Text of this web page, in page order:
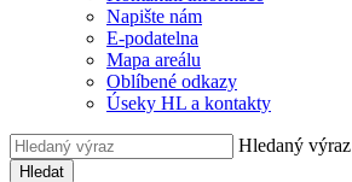
Napište nám
E-podatelna
Mapa areálu
Oblíbené odkazy
Úseky HL a kontakty
Hledaný výraz
Hledat